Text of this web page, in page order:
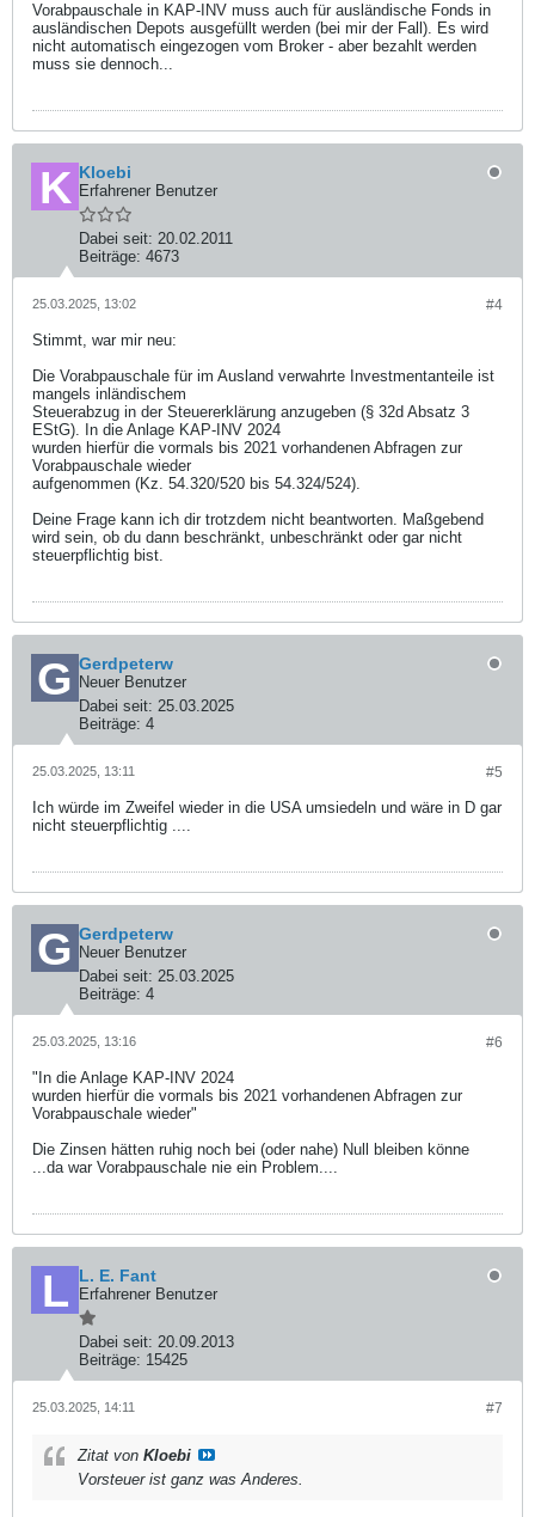
Vorabpauschale in KAP-INV muss auch für ausländische Fonds in
ausländischen Depots ausgefüllt werden (bei mir der Fall). Es wird
nicht automatisch eingezogen vom Broker - aber bezahlt werden
muss sie dennoch...
Kloebi
Erfahrener Benutzer
Dabei seit: 20.02.2011
Beiträge: 4673
#4
25.03.2025, 13:02
Stimmt, war mir neu:
Die Vorabpauschale für im Ausland verwahrte Investmentanteile ist
mangels inländischem
Steuerabzug in der Steuererklärung anzugeben (§ 32d Absatz 3
EStG). In die Anlage KAP-INV 2024
wurden hierfür die vormals bis 2021 vorhandenen Abfragen zur
Vorabpauschale wieder
aufgenommen (Kz. 54.320/520 bis 54.324/524).
Deine Frage kann ich dir trotzdem nicht beantworten. Maßgebend
wird sein, ob du dann beschränkt, unbeschränkt oder gar nicht
steuerpflichtig bist.
Gerdpeterw
Neuer Benutzer
Dabei seit: 25.03.2025
Beiträge: 4
#5
25.03.2025, 13:11
Ich würde im Zweifel wieder in die USA umsiedeln und wäre in D gar
nicht steuerpflichtig ....
Gerdpeterw
Neuer Benutzer
Dabei seit: 25.03.2025
Beiträge: 4
#6
25.03.2025, 13:16
"In die Anlage KAP-INV 2024
wurden hierfür die vormals bis 2021 vorhandenen Abfragen zur
Vorabpauschale wieder"
Die Zinsen hätten ruhig noch bei (oder nahe) Null bleiben könne
...da war Vorabpauschale nie ein Problem....
L. E. Fant
Erfahrener Benutzer
Dabei seit: 20.09.2013
Beiträge: 15425
#7
25.03.2025, 14:11
Zitat von Kloebi
Vorsteuer ist ganz was Anderes.